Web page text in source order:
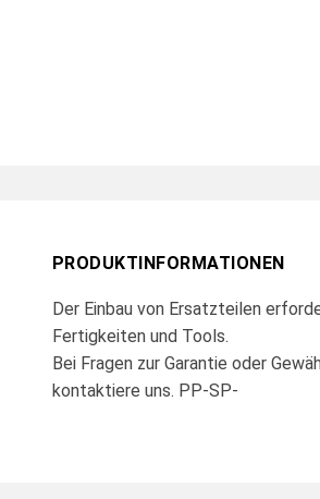
PRODUKTINFORMATIONEN
Der Einbau von Ersatzteilen
Fertigkeiten und Tools.
Bei Fragen zur Garantie oder
kontaktiere uns. PP-SP-